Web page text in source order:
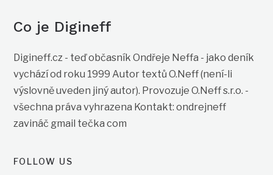
Co je Digineff
Digineff.cz - teď občasník Ondřeje Neffa - jako deník
vychází od roku 1999 Autor textů O.Neff (není-li
výslovně uveden jiný autor). Provozuje O.Neff s.r.o. -
všechna práva vyhrazena Kontakt: ondrejneff
zavináč gmail tečka com
FOLLOW US